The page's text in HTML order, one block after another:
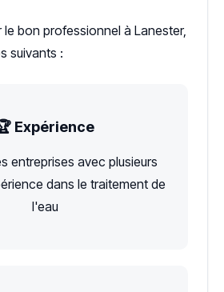
bon professionnel à Lanester,
suivants :
Expérience
entreprises avec plusieurs
dans le traitement de
l'eau